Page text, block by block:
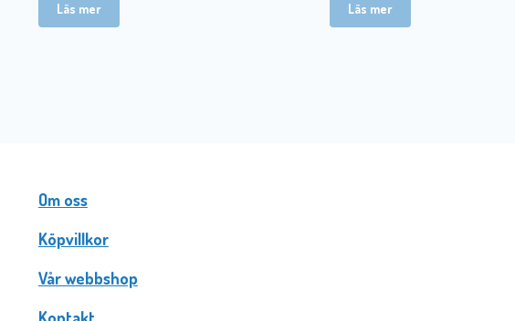
Läs mer Läs mer
Om oss
Köpvillkor
Vår webbshop